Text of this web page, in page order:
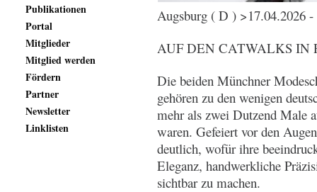
Augsburg ( D ) >17.04.2026 -
AUF DEN CATWALKS IN
Die beiden Münchner
gehören zu den wenigen
mehr als zwei Dutzend Male
waren. Gefeiert vor den
deutlich, wofür ihre
Eleganz, handwerkliche
sichtbar zu machen.
Publikationen
Portal
Mitglieder
Mitglied werden
Fördern
Partner
Newsletter
Linklisten